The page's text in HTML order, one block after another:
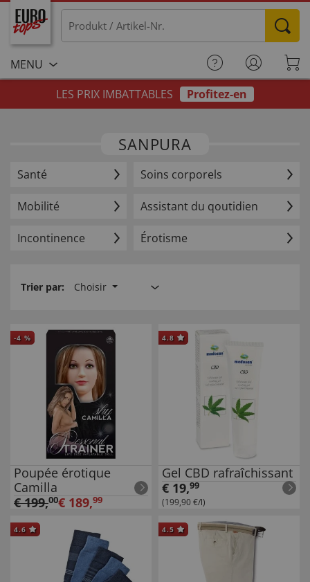
MENU
LES PRIX IMBATTABLES
Profitez-en
SANPURA
Santé Soins corporels
Mobilité Assistant du qoutidien
Incontinence Érotisme
Trier par: Choisir
-4 %
Poupée érotique
Camilla
€199,00€ 189,99
4.8
Gel CBD rafraîchissant
€ 19,99
(199,90 €/l)
4.6 4.5